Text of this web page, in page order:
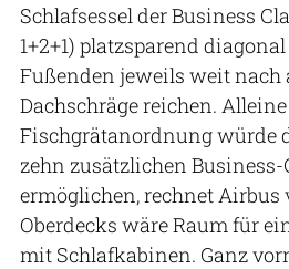
Schlafsessel der Business
1+2+1) platzsparend
Fußenden jeweils weit nach
Dachschräge reichen.
Fischgrätanordnung würde
zehn zusätzlichen Business-
ermöglichen, rechnet Airbus
Oberdecks wäre Raum für
mit Schlafkabinen. Ganz